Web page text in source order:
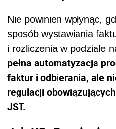
Nie powinien wpłynąć,
sposób wystawiania
i rozliczenia w podziale
pełna automatyzacja
faktur i odbierania, ale
regulacji
JST.